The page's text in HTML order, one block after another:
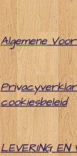
Algemene
Priv
cookiesbeleid
LEVERING EN